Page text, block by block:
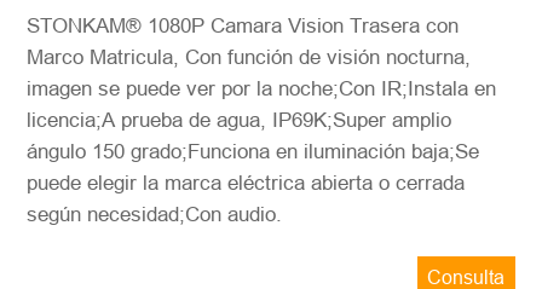
STONKAM® 1080P Camara Vision Trasera con
Marco Matricula, Con función de visión nocturna,
imagen se puede ver por la noche;Con IR;Instala en
licencia;A prueba de agua, IP69K;Super amplio
ángulo 150 grado;Funciona en iluminación baja;Se
puede elegir la marca eléctrica abierta o cerrada
según necesidad;Con audio.
Consulta